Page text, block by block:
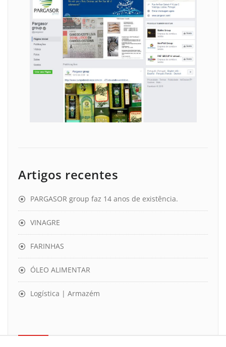
Artigos recentes
PARGASOR group faz 14 anos de existência.
VINAGRE
FARINHAS
ÓLEO ALIMENTAR
Logística | Armazém